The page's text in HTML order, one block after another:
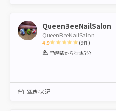
QueenBeeNailSalon
QueenBeeNailSalon
4.9
1 2 3 4 5
(9件)
野幌駅から徒歩5分
空き状況